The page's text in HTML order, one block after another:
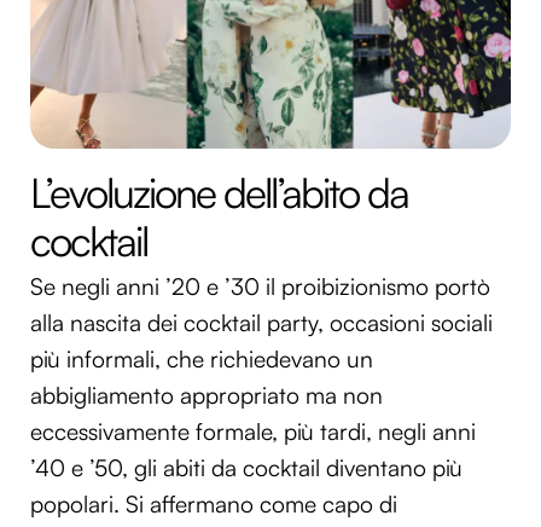
L’evoluzione dell’abito da
cocktail
Se negli anni ’20 e ’30 il proibizionismo portò
alla nascita dei cocktail party, occasioni sociali
più informali, che richiedevano un
abbigliamento appropriato ma non
eccessivamente formale, più tardi, negli anni
’40 e ’50, gli abiti da cocktail diventano più
popolari. Si affermano come capo di